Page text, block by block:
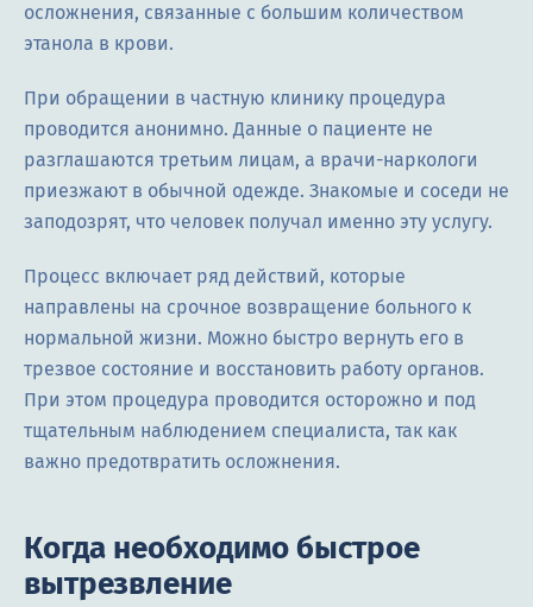
осложнения, связанные с большим количеством
этанола в крови.
При обращении в частную клинику процедура
проводится анонимно. Данные о пациенте не
разглашаются третьим лицам, а врачи-наркологи
приезжают в обычной одежде. Знакомые и соседи не
заподозрят, что человек получал именно эту услугу.
Процесс включает ряд действий, которые
направлены на срочное возвращение больного к
нормальной жизни. Можно быстро вернуть его в
трезвое состояние и восстановить работу органов.
При этом процедура проводится осторожно и под
тщательным наблюдением специалиста, так как
важно предотвратить осложнения.
Когда необходимо быстрое
вытрезвление